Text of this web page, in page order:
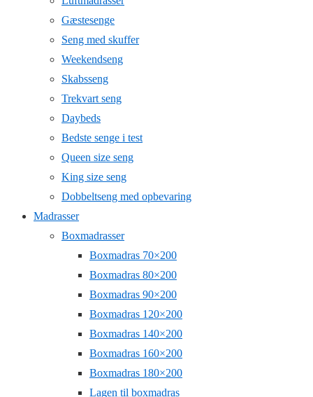
Gæstesenge
Seng med skuffer
Weekendseng
Skabsseng
Trekvart seng
Daybeds
Bedste senge i test
Queen size seng
King size seng
Dobbeltseng med opbevaring
Madrasser
Boxmadrasser
Boxmadras 70×200
Boxmadras 80×200
Boxmadras 90×200
Boxmadras 120×200
Boxmadras 140×200
Boxmadras 160×200
Boxmadras 180×200
Lagen til boxmadras